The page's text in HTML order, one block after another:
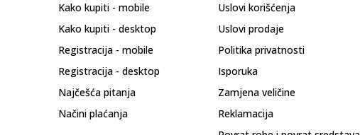
Kako kupiti - mobile
Kako kupiti - desktop
Registracija - mobile
Registracija - desktop
Najčešća pitanja
Načini plaćanja
Uslovi korišćenja
Uslovi prodaje
Politika privatnosti
Isporuka
Zamjena veličine
Reklamacija